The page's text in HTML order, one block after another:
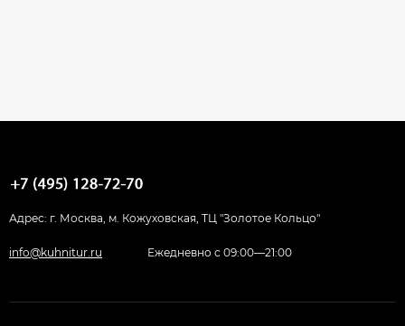
Адрес: г. Москва, м. Кожуховская, ТЦ "Золотое Кольцо"
info@kuhnitur.ru Ежедневно с 09:00—21:00